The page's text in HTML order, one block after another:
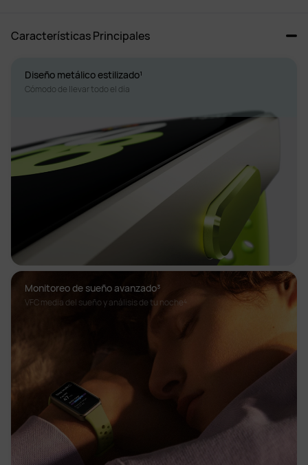
Características Principales
Cómodo de llevar todo el día
Monitoreo de sueño avanzado³